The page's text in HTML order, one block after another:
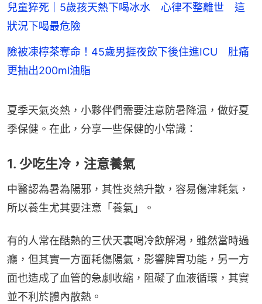
兒童猝死｜5歲孩天熱下喝冰水 心律不整離世 這
狀況下喝最危險
險被凍檸茶奪命！45歲男捱夜飲下後住進ICU 肚痛
更抽出200ml油脂
夏季天氣炎熱，小夥伴們需要注意防暑降温，做好夏
季保健。在此，分享一些保健的小常識：
1. 少吃生冷，注意養氣
中醫認為暑為陽邪，其性炎熱升散，容易傷津耗氣，
所以養生尤其要注意「養氣」。
有的人常在酷熱的三伏天裏喝冷飲解渴，雖然當時過
癮，但其實一方面耗傷陽氣，影響脾胃功能，另一方
面也造成了血管的急劇收縮，阻礙了血液循環，其實
並不利於體內散熱。